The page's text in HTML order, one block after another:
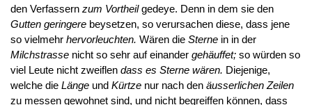
den Verfassern zum Vortheilgedeye. Denn in dem sie den
Gutten geringerebeysetzen, so verursachen diese, dass jene
so vielmehr hervorleuchten. Wären die Sternein in der
Milchstrassenicht so sehr auf einander gehäuffet;so würden so
viel Leute nicht zweiflen dass es Sterne wären. Diejenige,
welche die Längeund Kürtzenur nach den äusserlichen Zeilen
zu messen gewohnet sind, und nicht begreiffen können, dass